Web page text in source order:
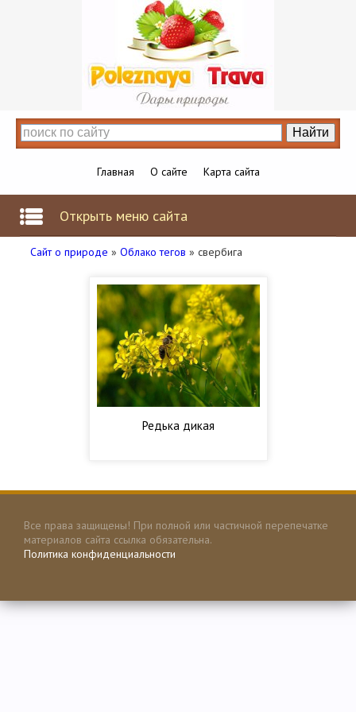
Главная О сайте Карта сайта
Открыть меню сайта
Сайт о природе » Облако тегов » свербига
Редька дикая
Все права защищены! При полной или частичной перепечатке
материалов сайта ссылка обязательна.
Политика конфиденциальности